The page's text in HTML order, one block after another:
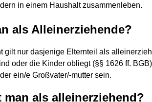
in einem Haushaltzusammenleben.
als Alleinerziehende?
gilt nur dasjenige Elternteil als
oder die Kinder obliegt (§§ 1626 ff.
ein/e Großvater/-mutter sein.
als alleinerziehend?